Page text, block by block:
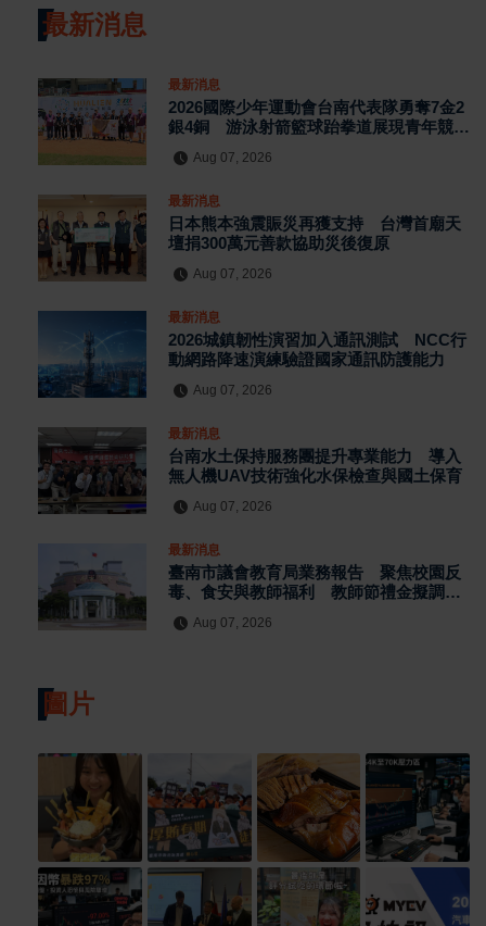
最新消息
最新消息
2026國際少年運動會台南代表隊勇奪7金2
銀4銅 游泳射箭籃球跆拳道展現青年競技
Aug 07, 2026
最新消息
日本熊本強震賑災再獲支持 台灣首廟天
壇捐300萬元善款協助災後復原
Aug 07, 2026
最新消息
2026城鎮韌性演習加入通訊測試 NCC行
動網路降速演練驗證國家通訊防護能力
Aug 07, 2026
最新消息
台南水土保持服務團提升專業能力 導入
無人機UAV技術強化水保檢查與國土保育
Aug 07, 2026
最新消息
臺南市議會教育局業務報告 聚焦校園反
毒、食安與教師福利 教師節禮金擬調升
Aug 07, 2026
圖片